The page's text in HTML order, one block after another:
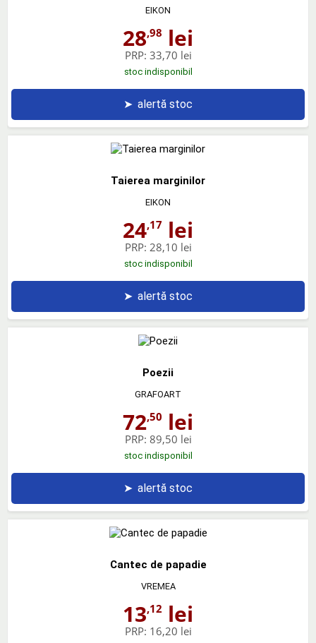
EIKON
28,98 lei
PRP: 33,70 lei
stoc indisponibil
➤ alertă stoc
Taierea marginilor
EIKON
24,17 lei
PRP: 28,10 lei
stoc indisponibil
➤ alertă stoc
Poezii
GRAFOART
72,50 lei
PRP: 89,50 lei
stoc indisponibil
➤ alertă stoc
Cantec de papadie
VREMEA
13,12 lei
PRP: 16,20 lei